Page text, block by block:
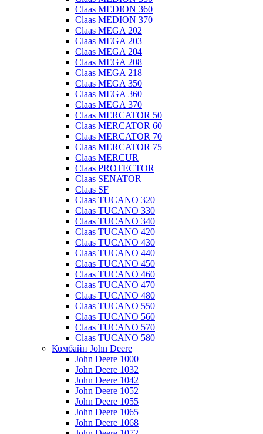
Claas MEDION 360
Claas MEDION 370
Claas MEGA 202
Claas MEGA 203
Claas MEGA 204
Claas MEGA 208
Claas MEGA 218
Claas MEGA 350
Claas MEGA 360
Claas MEGA 370
Claas MERCATOR 50
Claas MERCATOR 60
Claas MERCATOR 70
Claas MERCATOR 75
Claas MERCUR
Claas PROTECTOR
Claas SENATOR
Claas SF
Claas TUCANO 320
Claas TUCANO 330
Claas TUCANO 340
Claas TUCANO 420
Claas TUCANO 430
Claas TUCANO 440
Claas TUCANO 450
Claas TUCANO 460
Claas TUCANO 470
Claas TUCANO 480
Claas TUCANO 550
Claas TUCANO 560
Claas TUCANO 570
Claas TUCANO 580
Комбайн John Deere
John Deere 1000
John Deere 1032
John Deere 1042
John Deere 1052
John Deere 1055
John Deere 1065
John Deere 1068